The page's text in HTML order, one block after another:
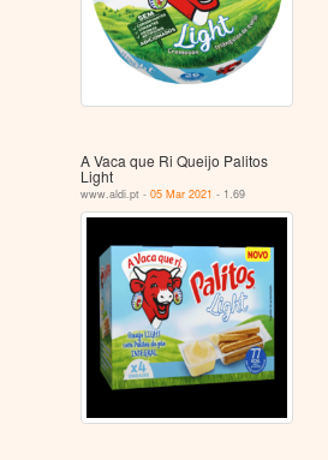
A Vaca que Ri Queijo Palitos
Light
www.aldi.pt -05 Mar 2021 - 1.69